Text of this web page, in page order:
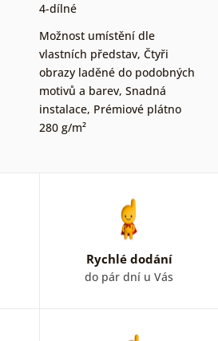
4-dílné
Možnost umístění dle
vlastních představ, Čtyři
obrazy laděné do podobných
motivů a barev, Snadná
instalace, Prémiové plátno
280 g/m²
Rychlé dodání
do pár dní u Vás